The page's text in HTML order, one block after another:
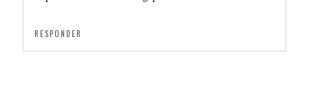
RESPONDER